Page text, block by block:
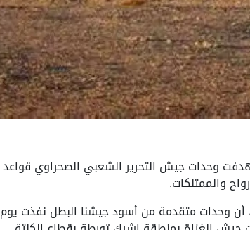
26 ماي 2026 (واص)- استهدفت وحدات جيش التحرير الشعبي الصحراوي قواعد
والممتلكات.
، أن وحدات متقدمة من أسود جيشنا البطل نفذت يوم